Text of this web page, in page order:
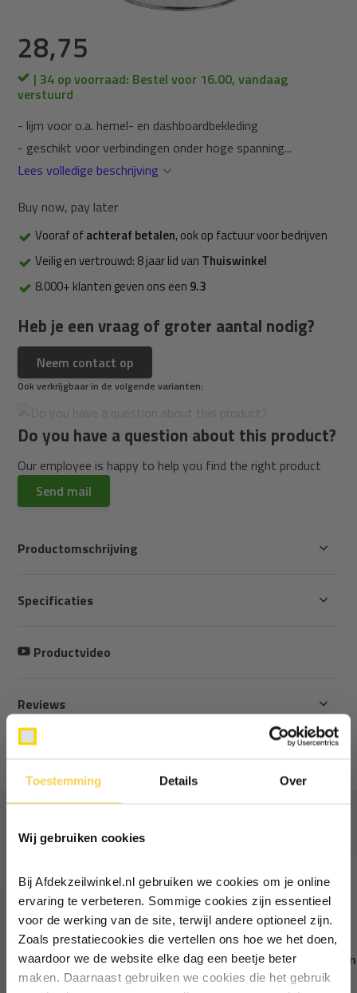
Toestemming Details Over
Wij gebruiken cookies
Bij Afdekzeilwinkel.nl gebruiken we cookies om je online
ervaring te verbeteren. Sommige cookies zijn essentieel
voor de werking van de site, terwijl andere optioneel zijn.
Zoals prestatiecookies die vertellen ons hoe we het doen,
waardoor we de website elke dag een beetje beter
maken. Daarnaast gebruiken we cookies die het gebruik
28,75
| 34 op voorraad: Bestel voor 16.00, vandaag
verstuurd
- lijm voor o.a. hemel- en dashboardbekleding
- geschikt voor verbindingen onder hoge spanning...
Lees volledige beschrijving
Buy now, pay later
Vooraf ofachteraf betalen, ook op factuur voor bedrijven
Veilig en vertrouwd: 8 jaar lid van Thuiswinkel
8.000+ klanten geven ons een 9.3
Heb je een vraag of groter aantal nodig?
Neem contact op
Ook verkrijgbaar in de volgende varianten:
Do you have a question about this product?
Our employee is happy to help you find the right product
Send mail
Productomschrijving
Specificaties
Productvideo
Reviews
Saba PVC zeildoek lijm 70T
250ml
Saba PVC zeildoek
1L
Ontvang €5,- korting!
Schrijf je in voor de nieuwsbrief en
Vul je e-mailadres in‍⁪⁪
Particulier Zakelijk